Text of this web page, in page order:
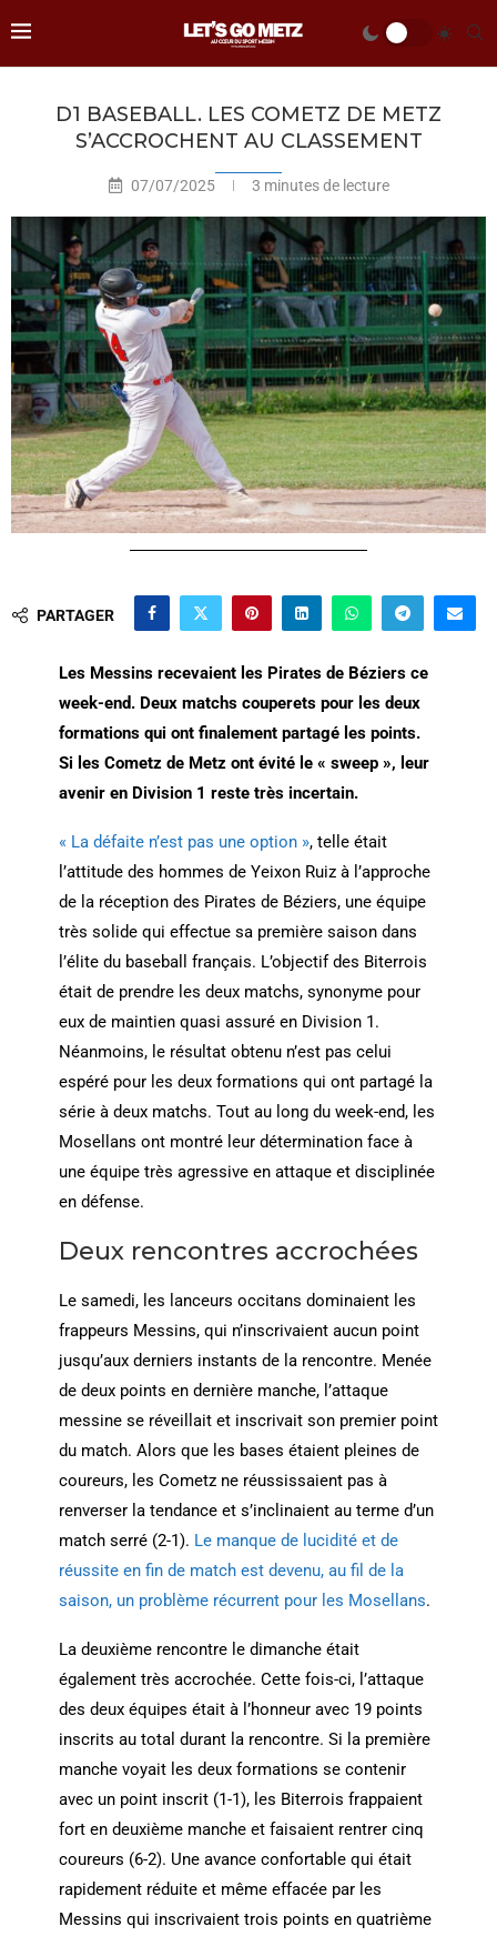
D1 BASEBALL. LES COMETZ DE METZ
S’ACCROCHENT AU CLASSEMENT
07/07/2025 3 minutes de lecture
PARTAGER
Les Messins recevaient les Pirates de Béziers ce
week-end. Deux matchs couperets pour les deux
formations qui ont finalement partagé les points.
Si les Cometz de Metz ont évité le « sweep », leur
avenir en Division 1 reste très incertain.
« La défaite n’est pas une option », telle était
l’attitude des hommes de Yeixon Ruiz à l’approche
de la réception des Pirates de Béziers, une équipe
très solide qui effectue sa première saison dans
l’élite du baseball français. L’objectif des Biterrois
était de prendre les deux matchs, synonyme pour
eux de maintien quasi assuré en Division 1.
Néanmoins, le résultat obtenu n’est pas celui
espéré pour les deux formations qui ont partagé la
série à deux matchs. Tout au long du week-end, les
Mosellans ont montré leur détermination face à
une équipe très agressive en attaque et disciplinée
en défense.
Deux rencontres accrochées
Le samedi, les lanceurs occitans dominaient les
frappeurs Messins, qui n’inscrivaient aucun point
jusqu’aux derniers instants de la rencontre. Menée
de deux points en dernière manche, l’attaque
messine se réveillait et inscrivait son premier point
du match. Alors que les bases étaient pleines de
coureurs, les Cometz ne réussissaient pas à
renverser la tendance et s’inclinaient au terme d’un
match serré (2-1). Le manque de lucidité et de
réussite en fin de match est devenu, au fil de la
saison, un problème récurrent pour les Mosellans.
La deuxième rencontre le dimanche était
également très accrochée. Cette fois-ci, l’attaque
des deux équipes était à l’honneur avec 19 points
inscrits au total durant la rencontre. Si la première
manche voyait les deux formations se contenir
avec un point inscrit (1-1), les Biterrois frappaient
fort en deuxième manche et faisaient rentrer cinq
coureurs (6-2). Une avance confortable qui était
rapidement réduite et même effacée par les
Messins qui inscrivaient trois points en quatrième